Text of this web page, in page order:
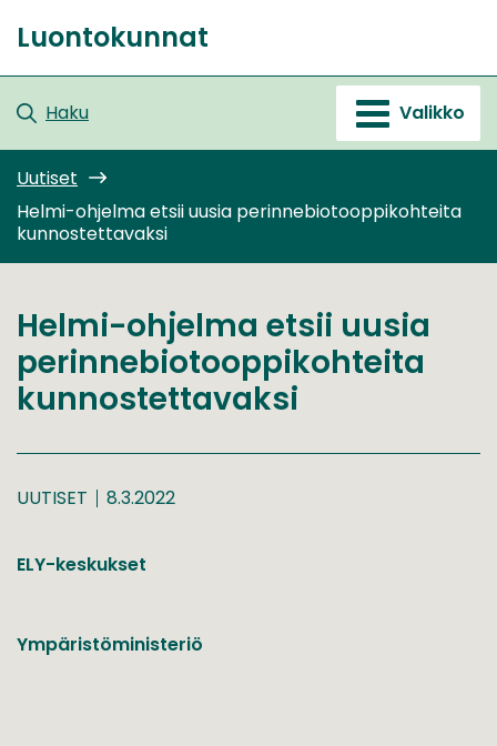
sisältöön
Etusivu
Luontokunnat
Haku Valikko
Uutiset
Helmi-ohjelma etsii uusia perinnebiotooppikohteita
kunnostettavaksi
Helmi-ohjelma etsii uusia
perinnebiotooppikohteita
kunnostettavaksi
UUTISET 8.3.2022
ELY-keskukset
Ympäristöministeriö